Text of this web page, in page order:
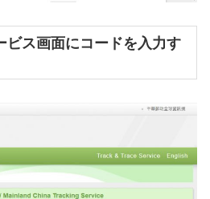
ビス画面にコードを入力す